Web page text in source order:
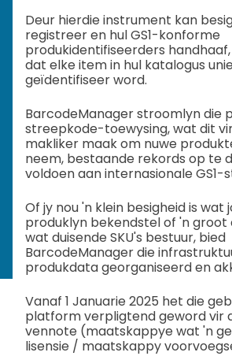
Deur hierdie instrument kan
registreer en hul GS1-konforme
produkidentifiseerders
dat elke item in hul katalogus
geïdentifiseer word.
BarcodeManager stroomlyn die
streepkode-toewysing, wat dit
makliker maak om nuwe
neem, bestaande rekords op te
voldoen aan internasionale GS1-
Of jy nou 'n klein besigheid is wat
produklyn bekendstel of 'n groot
wat duisende SKU's bestuur, bied
BarcodeManager die
produkdata georganiseerd en
Vanaf 1 Januarie 2025 het die
platform verpligtend geword vir
vennote (maatskappye wat 'n
lisensie / maatskappy